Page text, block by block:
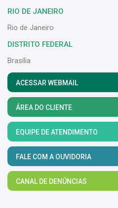
RIO DE JANEIRO
Rio de Janeiro
DISTRITO FEDERAL
Brasília
ACESSAR WEBMAIL
ÁREA DO CLIENTE
EQUIPE DE ATENDIMENTO
FALE COM A OUVIDORIA
CANAL DE DENÚNCIAS